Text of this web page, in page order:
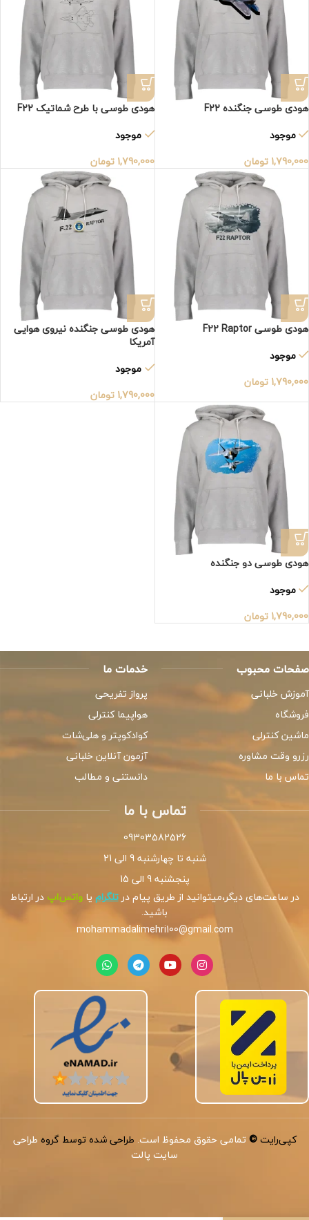
هودی طوسی جنگنده F22
موجود
1,790,000 تومان
هودی طوسی با طرح شماتیک F22
موجود
1,790,000 تومان
هودی طوسی F22 Raptor
موجود
1,790,000 تومان
هودی طوسی جنگنده نیروی هوایی
آمریکا
موجود
1,790,000 تومان
هودی طوسی دو جنگنده
موجود
1,790,000 تومان
صفحات محبوب
آموزش خلبانی
فروشگاه
ماشین کنترلی
رزرو وقت مشاوره
تماس با ما
خدمات ما
پرواز تفریحی
هواپیما کنترلی
کوادکوپتر و هلی‌شات
آزمون آنلاین خلبانی
دانستنی و مطالب
تماس با ما
09303582526
شنبه تا چهارشنبه 9 الی 21
پنجشنبه 9 الی 15
در ساعت‌های دیگر،میتوانید از طریق پیام درتلگرام یاواتس‌اپدر ارتباط
باشید.
mohammadalimehri100@gmail.com
کپی‌رایت© تمامی حقوق محفوظ است. طراحی شده توسط گروه طراحی
سایت پالت